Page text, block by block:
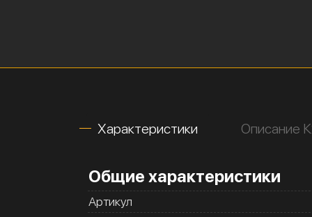
Характеристики Описание
Общие характеристики
Артикул